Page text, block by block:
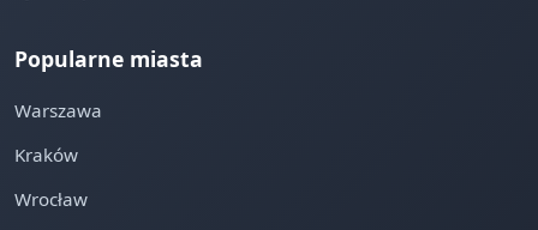
Popularne miasta
Warszawa
Kraków
Wrocław